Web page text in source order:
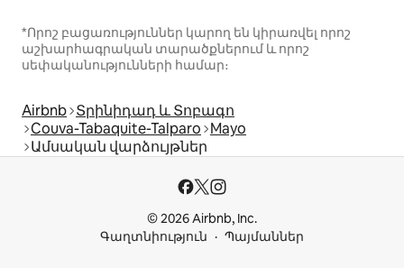
*Որոշ բացառություններ կարող են կիրառվել որոշ
աշխարհագրական տարածքներում և որոշ
սեփականությունների համար։
Airbnb Տրինիդադ և Տոբագո
Couva-Tabaquite-Talparo Mayo
Ամսական վարձույթներ
© 2026 Airbnb, Inc.
Գաղտնիություն
Պայմաններ